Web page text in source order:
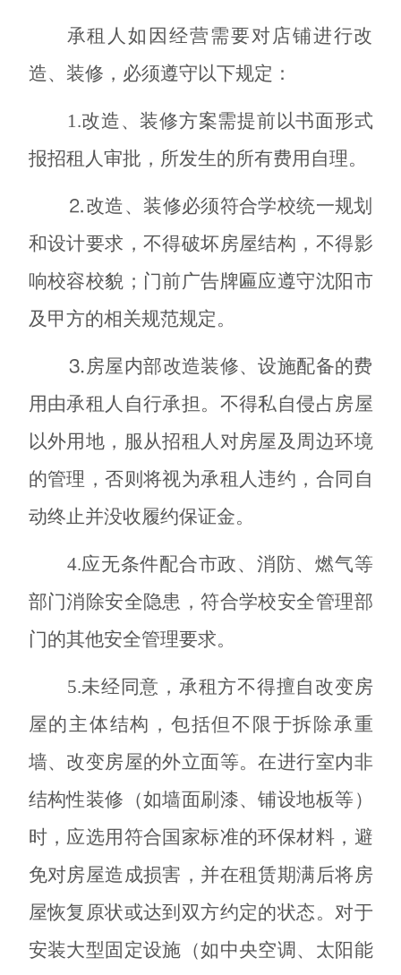
承租人如因经营需要对店铺进行改
造、装修，必须遵守以下规定：
1.改造、装修方案需提前以书面形式
报招租人审批，所发生的所有费用自理。
⒉改造、装修必须符合学校统一规划
和设计要求，不得破坏房屋结构，不得影
响校容校貌；门前广告牌匾应遵守沈阳市
及甲方的相关规范规定。
⒊房屋内部改造装修、设施配备的费
用由承租人自行承担。不得私自侵占房屋
以外用地，服从招租人对房屋及周边环境
的管理，否则将视为承租人违约，合同自
动终止并没收履约保证金。
4.应无条件配合市政、消防、燃气等
部门消除安全隐患，符合学校安全管理部
门的其他安全管理要求。
5.未经同意，承租方不得擅自改变房
屋的主体结构，包括但不限于拆除承重
墙、改变房屋的外立面等。在进行室内非
结构性装修（如墙面刷漆、铺设地板等）
时，应选用符合国家标准的环保材料，避
免对房屋造成损害，并在租赁期满后将房
屋恢复原状或达到双方约定的状态。对于
安装大型固定设施（如中央空调、太阳能